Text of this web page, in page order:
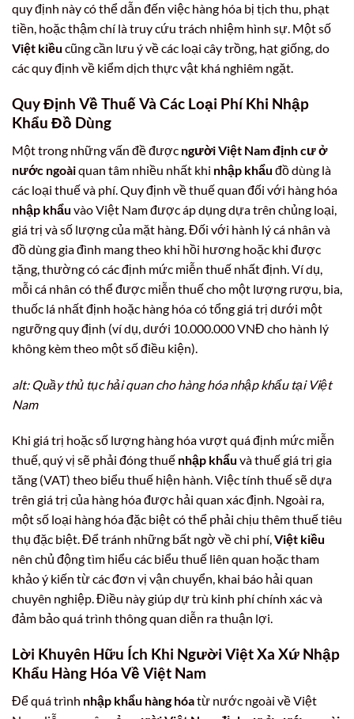
quy định này có thể dẫn đến việc hàng hóa bị tịch thu, phạt
tiền, hoặc thậm chí là truy cứu trách nhiệm hình sự. Một số
Việt kiều cũng cần lưu ý về các loại cây trồng, hạt giống, do
các quy định về kiểm dịch thực vật khá nghiêm ngặt.
Quy Định Về Thuế Và Các Loại Phí Khi Nhập
Khẩu Đồ Dùng
Một trong những vấn đề được người Việt Nam định cư ở
nước ngoàiquan tâm nhiều nhất khi nhập khẩu đồ dùng là
các loại thuế và phí. Quy định về thuế quan đối với hàng hóa
nhập khẩu vào Việt Nam được áp dụng dựa trên chủng loại,
giá trị và số lượng của mặt hàng. Đối với hành lý cá nhân và
đồ dùng gia đình mang theo khi hồi hương hoặc khi được
tặng, thường có các định mức miễn thuế nhất định. Ví dụ,
mỗi cá nhân có thể được miễn thuế cho một lượng rượu, bia,
thuốc lá nhất định hoặc hàng hóa có tổng giá trị dưới một
ngưỡng quy định (ví dụ, dưới 10.000.000 VNĐ cho hành lý
không kèm theo một số điều kiện).
alt: Quầy thủ tục hải quan cho hàng hóa nhập khẩu tại Việt
Nam
Khi giá trị hoặc số lượng hàng hóa vượt quá định mức miễn
thuế, quý vị sẽ phải đóng thuế nhập khẩu và thuế giá trị gia
tăng (VAT) theo biểu thuế hiện hành. Việc tính thuế sẽ dựa
trên giá trị của hàng hóa được hải quan xác định. Ngoài ra,
một số loại hàng hóa đặc biệt có thể phải chịu thêm thuế tiêu
thụ đặc biệt. Để tránh những bất ngờ về chi phí,Việt kiều
nên chủ động tìm hiểu các biểu thuế liên quan hoặc tham
khảo ý kiến từ các đơn vị vận chuyển, khai báo hải quan
chuyên nghiệp. Điều này giúp dự trù kinh phí chính xác và
đảm bảo quá trình thông quan diễn ra thuận lợi.
Lời Khuyên Hữu Ích Khi Người Việt Xa Xứ Nhập
Khẩu Hàng Hóa Về Việt Nam
Để quá trình nhập khẩu hàng hóatừ nước ngoài về Việt